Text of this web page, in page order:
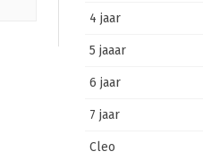
4 jaar
5 jaaar
6 jaar
7 jaar
Cleo